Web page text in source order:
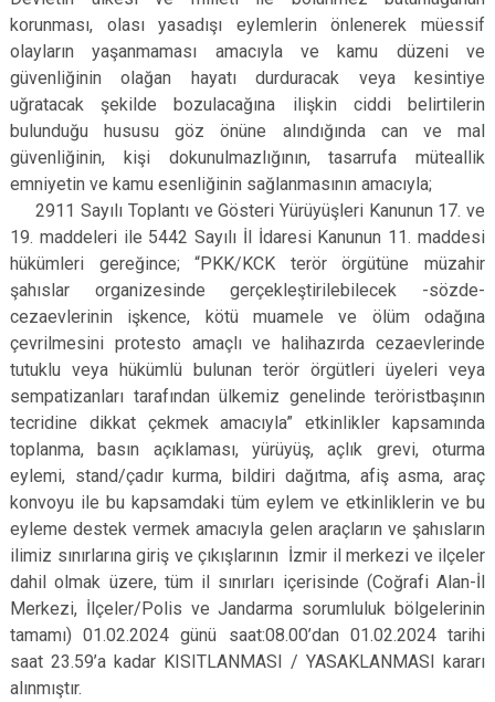
korunması, olası yasadışı eylemlerin önlenerek müessif
olayların yaşanmaması amacıyla ve kamu düzeni ve
güvenliğinin olağan hayatı durduracak veya kesintiye
uğratacak şekilde bozulacağına ilişkin ciddi belirtilerin
bulunduğu hususu göz önüne alındığında can ve mal
güvenliğinin, kişi dokunulmazlığının, tasarrufa müteallik
emniyetin ve kamu esenliğinin sağlanmasının amacıyla;
2911 Sayılı Toplantı ve Gösteri Yürüyüşleri Kanunun 17. ve
19. maddeleri ile 5442 Sayılı İl İdaresi Kanunun 11. maddesi
hükümleri gereğince; “PKK/KCK terör örgütüne müzahir
şahıslar organizesinde gerçekleştirilebilecek -sözde-
cezaevlerinin işkence, kötü muamele ve ölüm odağına
çevrilmesini protesto amaçlı ve halihazırda cezaevlerinde
tutuklu veya hükümlü bulunan terör örgütleri üyeleri veya
sempatizanları tarafından ülkemiz genelinde teröristbaşının
tecridine dikkat çekmek amacıyla” etkinlikler kapsamında
toplanma, basın açıklaması, yürüyüş, açlık grevi, oturma
eylemi, stand/çadır kurma, bildiri dağıtma, afiş asma, araç
konvoyu ile bu kapsamdaki tüm eylem ve etkinliklerin ve bu
eyleme destek vermek amacıyla gelen araçların ve şahısların
ilimiz sınırlarına giriş ve çıkışlarının İzmir il merkezi ve ilçeler
dahil olmak üzere, tüm il sınırları içerisinde (Coğrafi Alan-İl
Merkezi, İlçeler/Polis ve Jandarma sorumluluk bölgelerinin
tamamı) 01.02.2024 günü saat:08.00’dan 01.02.2024 tarihi
saat 23.59’a kadar KISITLANMASI / YASAKLANMASI kararı
alınmıştır.